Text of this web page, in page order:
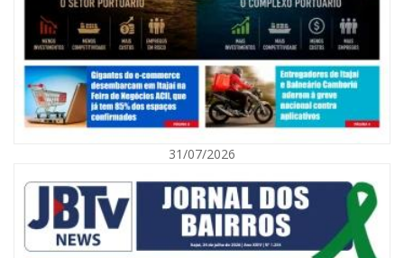
08/08/2026 | 07:00
Agosto Laranja mobiliza Navegantes com ações de prevenção de
deficiências e inclusão social
BALNEÁRIO CAMBORIÚ
31/07/2026